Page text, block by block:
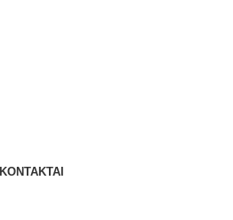
KONTAKTAI